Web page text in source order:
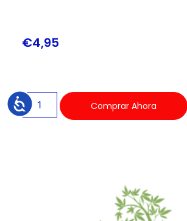
Accesibilidad
€4,95
Comprar Ahora